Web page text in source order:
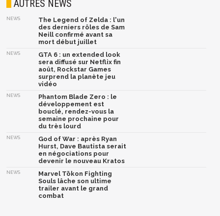
AUTRES NEWS
NEWS
The Legend of Zelda : l'un
des derniers rôles de Sam
Neill confirmé avant sa
mort début juillet
NEWS
GTA 6 : un extended look
sera diffusé sur Netflix fin
août, Rockstar Games
surprend la planète jeu
vidéo
NEWS
Phantom Blade Zero : le
développement est
bouclé, rendez-vous la
semaine prochaine pour
du très lourd
NEWS
God of War : après Ryan
Hurst, Dave Bautista serait
en négociations pour
devenir le nouveau Kratos
NEWS
Marvel Tōkon Fighting
Souls lâche son ultime
trailer avant le grand
combat